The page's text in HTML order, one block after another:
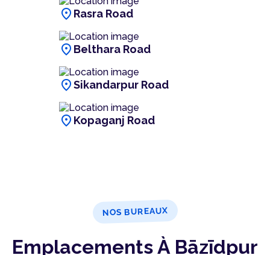
location_on Rasra Road
location_on Belthara Road
location_onSikandarpur Road
location_on Kopaganj Road
NOS BUREAUX
Emplacements À Bāzīdpur